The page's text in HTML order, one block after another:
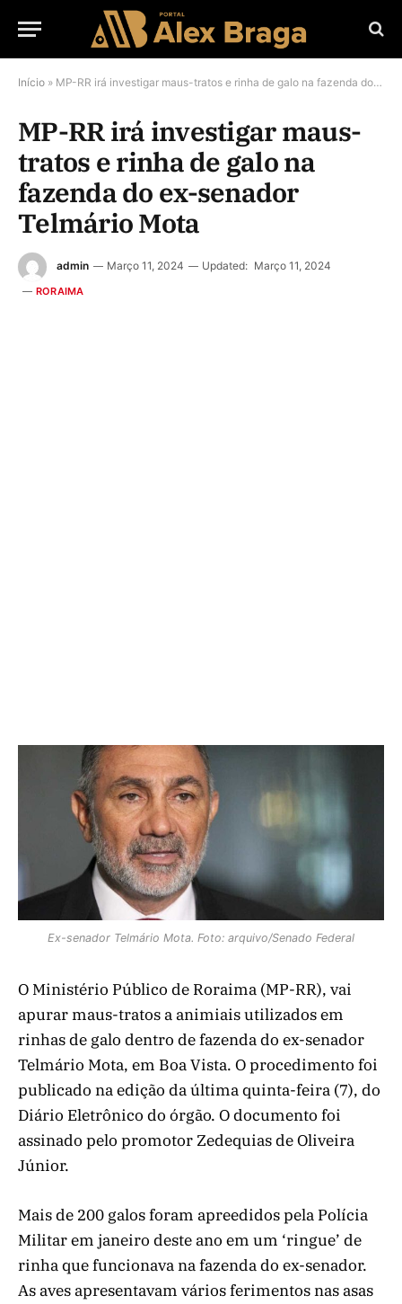
Início » MP-RR irá investigar maus-tratos e rinha de galo na fazenda do ex-senador Telmário Mota
MP-RR irá investigar maus-
tratos e rinha de galo na
fazenda do ex-senador
Telmário Mota
admin Março 11, 2024 Updated: Março 11, 2024
RORAIMA
Ex-senador Telmário Mota. Foto: arquivo/Senado Federal
O Ministério Público de Roraima (MP-RR), vai
apurar maus-tratos a animiais utilizados em
rinhas de galo dentro de fazenda do ex-senador
Telmário Mota, em Boa Vista. O procedimento foi
publicado na edição da última quinta-feira (7), do
Diário Eletrônico do órgão. O documento foi
assinado pelo promotor Zedequias de Oliveira
Júnior.
Mais de 200 galos foram apreedidos pela Polícia
Militar em janeiro deste ano em um ‘ringue’ de
rinha que funcionava na fazenda do ex-senador.
As aves apresentavam vários ferimentos nas asas